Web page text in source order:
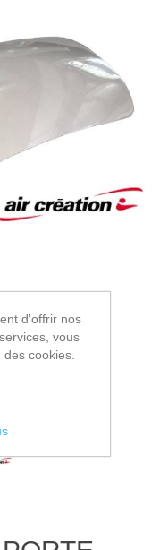
d'offrir nos
vous
cookies.